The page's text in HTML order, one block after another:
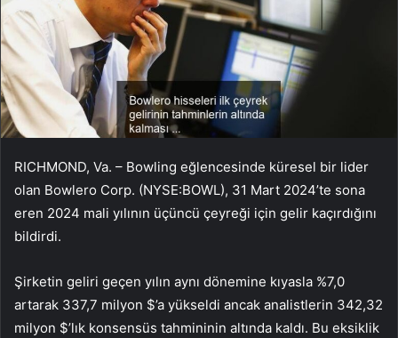
RICHMOND, Va. – Bowling eğlencesinde küresel bir lider
olan Bowlero Corp. (NYSE:BOWL), 31 Mart 2024’te sona
eren 2024 mali yılının üçüncü çeyreği için gelir kaçırdığını
bildirdi.
Şirketin geliri geçen yılın aynı dönemine kıyasla %7,0
artarak 337,7 milyon $’a yükseldi ancak analistlerin 342,32
milyon $’lık konsensüs tahmininin altında kaldı. Bu eksiklik